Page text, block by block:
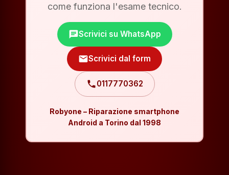
come funziona l'esame tecnico.
chatScrivici su WhatsApp
mailScrivici dal form
phone0117770362
Robyone – Riparazione smartphone
Android a Torino dal 1998